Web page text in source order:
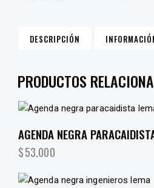
DESCRIPCIÓN
PRODUCTOS
AGENDA NEGRA
$53,000